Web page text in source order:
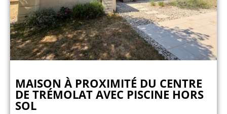
MAISON À PROXIMITÉ DU CENTRE
DE TRÉMOLAT AVEC PISCINE HORS
SOL